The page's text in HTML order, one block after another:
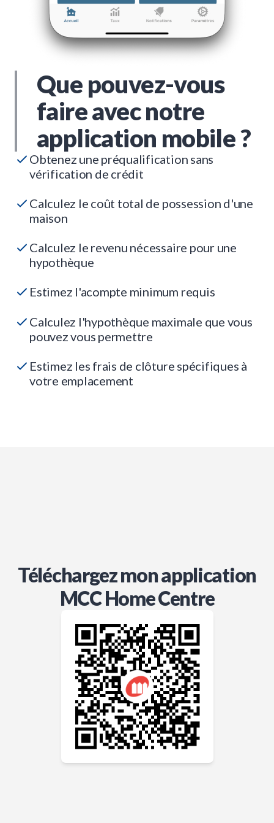
Que pouvez-vous
faire avec notre
application mobile ?
Obtenez une préqualification sans
vérification de crédit
Calculez le coût total de possession d'une
maison
Calculez le revenu nécessaire pour une
hypothèque
Estimez l'acompte minimum requis
Calculez l'hypothèque maximale que vous
pouvez vous permettre
Estimez les frais de clôture spécifiques à
votre emplacement
Téléchargez mon application
MCC Home Centre